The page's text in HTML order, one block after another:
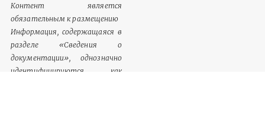
Контент является
обязательным к размещению
Информация, содержащаяся в
разделе «Сведения о
документации», однозначно
идентифицируются как